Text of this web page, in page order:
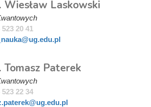
Wiesław Laskowski
523 20 41
Tomasz Paterek
523 22 34